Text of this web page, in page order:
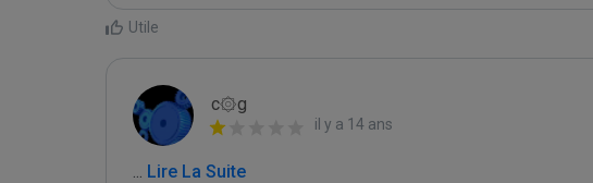
Utile
c۞g
il y a 14 ans
... Lire La Suite